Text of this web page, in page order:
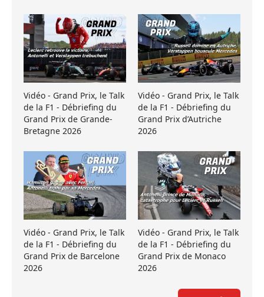
Vidéo - Grand Prix, le Talk
de la F1 - Débriefing du
Grand Prix de Grande-
Bretagne 2026
Vidéo - Grand Prix, le Talk
de la F1 - Débriefing du
Grand Prix d’Autriche
2026
Vidéo - Grand Prix, le Talk
de la F1 - Débriefing du
Grand Prix de Barcelone
2026
Vidéo - Grand Prix, le Talk
de la F1 - Débriefing du
Grand Prix de Monaco
2026